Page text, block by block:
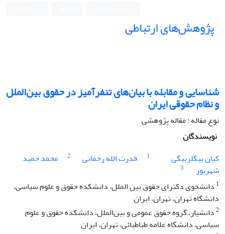
پژوهش‌های ارتباطی
شناسایی و مقابله با بیان‌های تنفرآمیز در حقوق بین‌الملل
و نظام حقوقی ایران
نوع مقاله : مقاله پژوهشی
نویسندگان
کیان بیگلربیگی
1 قدرت الله رحمانی 2
محمد حمید
شهریور
3
1 دانشجوی دکترای حقوق بین الملل، دانشکده حقوق و علوم سیاسی،
دانشگاه تهران، تهران، ایران
2دانشیار، گروه حقوق عمومی و بین‌الملل، دانشکده حقوق و علوم
سیاسی، دانشگاه علامه طباطبائی، تهران، ایران